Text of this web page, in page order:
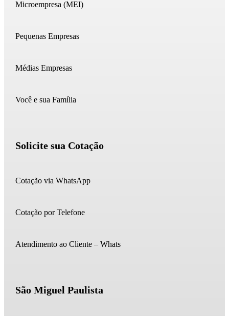
Microempresa (MEI)
Pequenas Empresas
Médias Empresas
Você e sua Família
Solicite sua Cotação
Cotação via WhatsApp
Cotação por Telefone
Atendimento ao Cliente – Whats
São Miguel Paulista